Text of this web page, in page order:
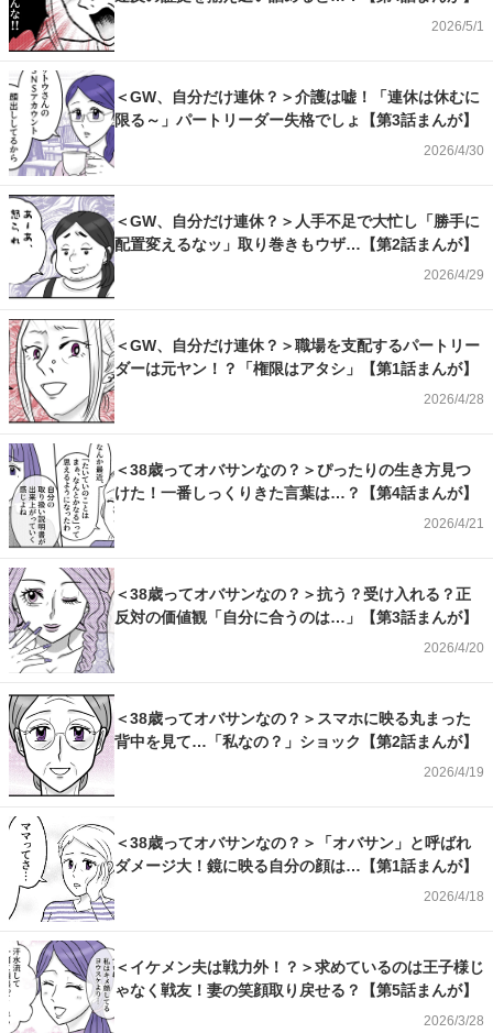
2026/5/1
＜GW、自分だけ連休？＞介護は嘘！「連休は休むに
限る～」パートリーダー失格でしょ【第3話まんが】
2026/4/30
＜GW、自分だけ連休？＞人手不足で大忙し「勝手に
配置変えるなッ」取り巻きもウザ…【第2話まんが】
2026/4/29
＜GW、自分だけ連休？＞職場を支配するパートリー
ダーは元ヤン！？「権限はアタシ」【第1話まんが】
2026/4/28
＜38歳ってオバサンなの？＞ぴったりの生き方見つ
けた！一番しっくりきた言葉は…？【第4話まんが】
2026/4/21
＜38歳ってオバサンなの？＞抗う？受け入れる？正
反対の価値観「自分に合うのは…」【第3話まんが】
2026/4/20
＜38歳ってオバサンなの？＞スマホに映る丸まった
背中を見て…「私なの？」ショック【第2話まんが】
2026/4/19
＜38歳ってオバサンなの？＞「オバサン」と呼ばれ
ダメージ大！鏡に映る自分の顔は…【第1話まんが】
2026/4/18
＜イケメン夫は戦力外！？＞求めているのは王子様じ
ゃなく戦友！妻の笑顔取り戻せる？【第5話まんが】
2026/3/28